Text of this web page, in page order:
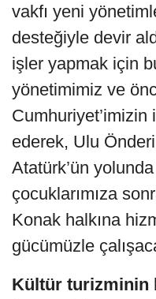
vakfı yeni
desteğiyle devir
işler yapmak için
yönetimimiz ve
ederek, Ulu
Atatürk’ün
çocuklarımıza
Konak halkına
gücümüzle
Kültür turizminin